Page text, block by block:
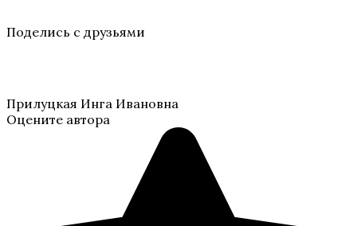
Поделись с друзьями
Прилуцкая Инга Ивановна
Оцените автора